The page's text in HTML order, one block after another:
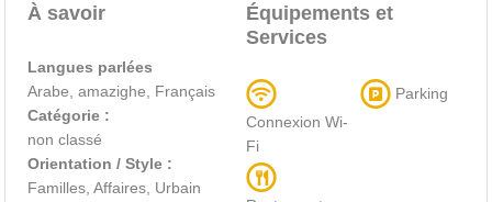
À savoir
Langues parlées
Arabe, amazighe, Français
Catégorie :
non classé
Orientation / Style :
Familles, Affaires, Urbain
Équipements et
Services
Connexion Wi-
Fi
Parking